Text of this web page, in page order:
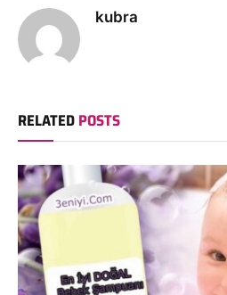
kubra
RELATEDPOSTS